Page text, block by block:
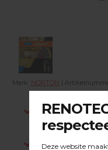
Merk: NORTON |
Indien op
dezelfde
Gratis